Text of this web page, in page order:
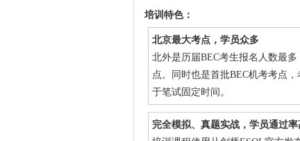
培训特色：
北京最大考点，学员众多
北外是历届BEC考生报名人数最
点。同时也是首批BEC机考考点
于笔试固定时间。
完全模拟、真题实战，学员通过率